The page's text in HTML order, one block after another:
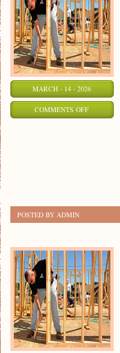
MARCH - 14 - 2026
COMMENTS OFFON
POSTED BY ADMIN